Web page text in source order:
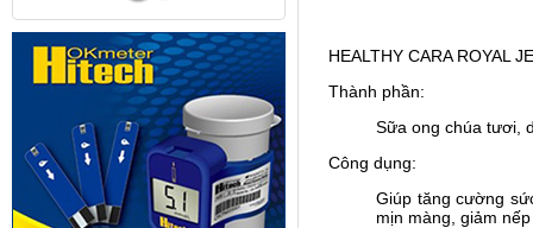
HEALTHY CARA ROYAL
Thành phần:
Sữa ong chúa tươi,
Công dụng:
Giúp tăng cường
mịn màng, giảm